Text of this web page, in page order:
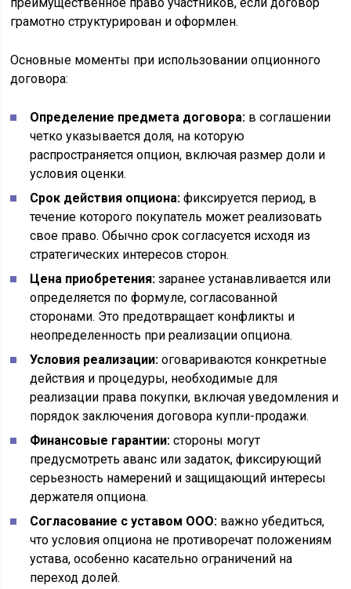
грамотно структурирован и оформлен.
Основные моменты при использовании опционного
договора:
Определение предмета договора: в соглашении
четко указывается доля, на которую
распространяется опцион, включая размер доли и
условия оценки.
Срок действия опциона: фиксируется период, в
течение которого покупатель может реализовать
свое право. Обычно срок согласуется исходя из
стратегических интересов сторон.
Цена приобретения: заранее устанавливается или
определяется по формуле, согласованной
сторонами. Это предотвращает конфликты и
неопределенность при реализации опциона.
Условия реализации: оговариваются конкретные
действия и процедуры, необходимые для
реализации права покупки, включая уведомления и
порядок заключения договора купли-продажи.
Финансовые гарантии: стороны могут
предусмотреть аванс или задаток, фиксирующий
серьезность намерений и защищающий интересы
держателя опциона.
Согласование с уставом ООО: важно убедиться,
что условия опциона не противоречат положениям
устава, особенно касательно ограничений на
переход долей.